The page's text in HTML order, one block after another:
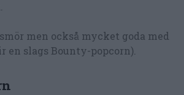
men också mycket goda med
en slags Bounty-popcorn).